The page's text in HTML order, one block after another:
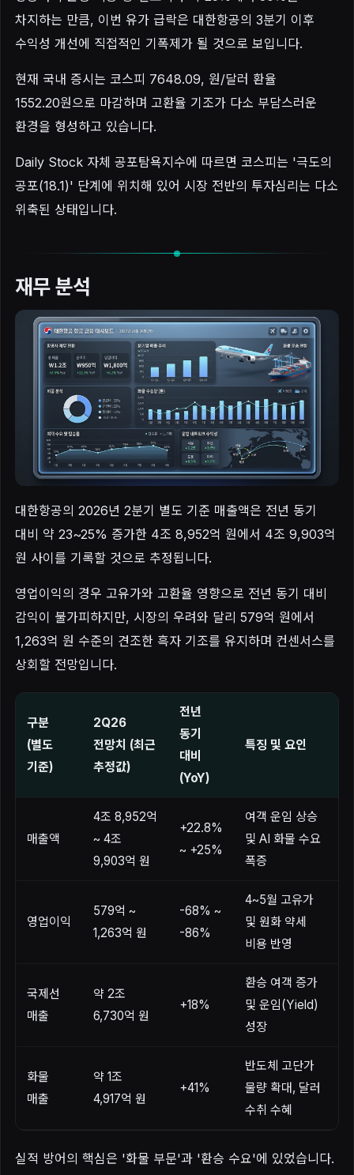
차지하는 만큼, 이번 유가 급락은 대한항공의 3분기 이후
수익성 개선에 직접적인 기폭제가 될 것으로 보입니다.
현재 국내 증시는 코스피 7648.09, 원/달러 환율
1552.20원으로 마감하며 고환율 기조가 다소 부담스러운
환경을 형성하고 있습니다.
Daily Stock 자체 공포탐욕지수에 따르면 코스피는 '극도의
공포(18.1)' 단계에 위치해 있어 시장 전반의 투자심리는 다소
위축된 상태입니다.
재무 분석
대한항공의 2026년 2분기 별도 기준 매출액은 전년 동기
대비 약 23~25% 증가한 4조 8,952억 원에서 4조 9,903억
원 사이를 기록할 것으로 추정됩니다.
영업이익의 경우 고유가와 고환율 영향으로 전년 동기 대비
감익이 불가피하지만, 시장의 우려와 달리 579억 원에서
1,263억 원 수준의 견조한 흑자 기조를 유지하며 컨센서스를
상회할 전망입니다.
구분
(별도
기준)
2Q26
전망치 (최근
추정값)
전년
동기
대비
(YoY)
특징 및 요인
매출액
4조 8,952억
~ 4조
9,903억 원
+22.8%
~ +25%
여객 운임 상승
및 AI 화물 수요
폭증
영업이익
579억 ~
1,263억 원
-68% ~
-86%
4~5월 고유가
및 원화 약세
비용 반영
국제선
매출
약 2조
6,730억 원
+18%
환승 여객 증가
및 운임(Yield)
성장
화물
매출
약 1조
4,917억 원
+41%
반도체 고단가
물량 확대, 달러
수취 수혜
실적 방어의 핵심은 '화물 부문'과 '환승 수요'에 있었습니다.